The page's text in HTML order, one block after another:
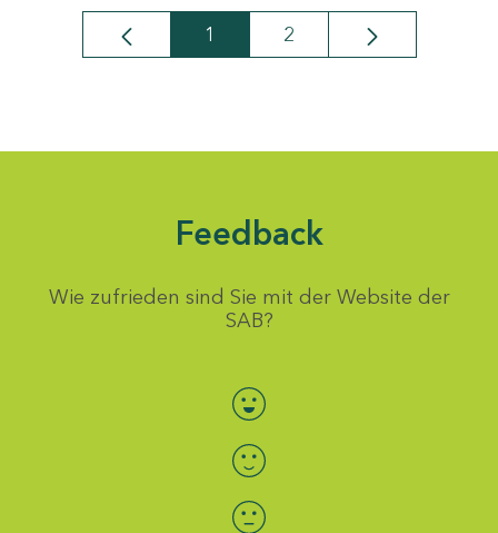
Seite
1 Seite
2
Feedback
Wie zufrieden sind Sie mit der Website der
SAB?
Bewertung auswählen